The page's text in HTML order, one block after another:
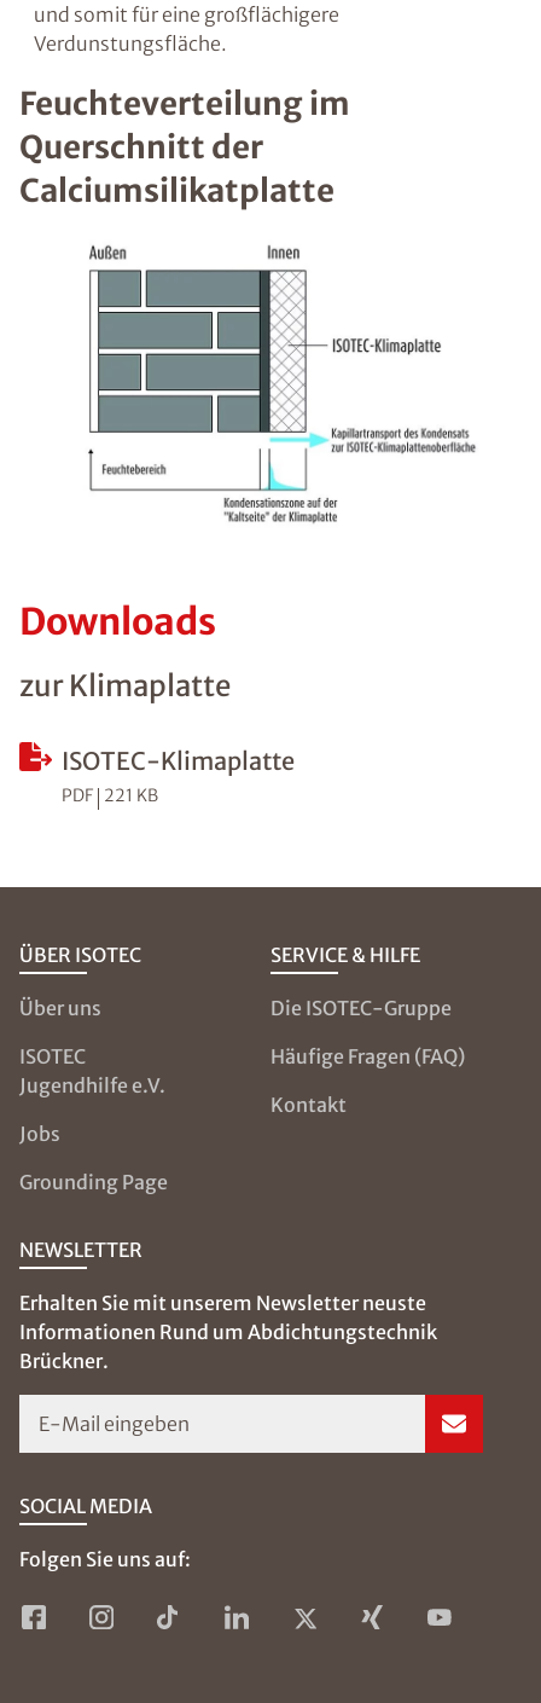
und somit für eine großflächigere
Verdunstungsfläche.
Feuchteverteilung im
Querschnitt der
Calciumsilikatplatte
Downloads
zur Klimaplatte
ISOTEC-Klimaplatte
PDF 221 KB
ÜBER ISOTEC
Über uns
ISOTEC
Jugendhilfe e.V.
Jobs
Grounding Page
SERVICE & HILFE
Die ISOTEC-Gruppe
Häufige Fragen (FAQ)
Kontakt
NEWSLETTER
Erhalten Sie mit unserem Newsletter neuste
Informationen Rund um Abdichtungstechnik
Brückner.
E-Mail eingeben
SOCIAL MEDIA
Folgen Sie uns auf: